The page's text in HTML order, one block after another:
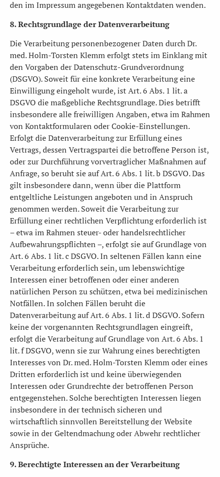
den im Impressum angegebenen Kontaktdaten wenden.
8. Rechtsgrundlage der Datenverarbeitung
Die Verarbeitung personenbezogener Daten durch Dr.
med. Holm-Torsten Klemm erfolgt stets im Einklang mit
den Vorgaben der Datenschutz-Grundverordnung
(DSGVO). Soweit für eine konkrete Verarbeitung eine
Einwilligung eingeholt wurde, ist Art. 6 Abs. 1 lit. a
DSGVO die maßgebliche Rechtsgrundlage. Dies betrifft
insbesondere alle freiwilligen Angaben, etwa im Rahmen
von Kontaktformularen oder Cookie-Einstellungen.
Erfolgt die Datenverarbeitung zur Erfüllung eines
Vertrags, dessen Vertragspartei die betroffene Person ist,
oder zur Durchführung vorvertraglicher Maßnahmen auf
Anfrage, so beruht sie auf Art. 6 Abs. 1 lit. b DSGVO. Das
gilt insbesondere dann, wenn über die Plattform
entgeltliche Leistungen angeboten und in Anspruch
genommen werden. Soweit die Verarbeitung zur
Erfüllung einer rechtlichen Verpflichtung erforderlich ist
– etwa im Rahmen steuer- oder handelsrechtlicher
Aufbewahrungspflichten –, erfolgt sie auf Grundlage von
Art. 6 Abs. 1 lit. c DSGVO. In seltenen Fällen kann eine
Verarbeitung erforderlich sein, um lebenswichtige
Interessen einer betroffenen oder einer anderen
natürlichen Person zu schützen, etwa bei medizinischen
Notfällen. In solchen Fällen beruht die
Datenverarbeitung auf Art. 6 Abs. 1 lit. d DSGVO. Sofern
keine der vorgenannten Rechtsgrundlagen eingreift,
erfolgt die Verarbeitung auf Grundlage von Art. 6 Abs. 1
lit. f DSGVO, wenn sie zur Wahrung eines berechtigten
Interesses von Dr. med. Holm-Torsten Klemm oder eines
Dritten erforderlich ist und keine überwiegenden
Interessen oder Grundrechte der betroffenen Person
entgegenstehen. Solche berechtigten Interessen liegen
insbesondere in der technisch sicheren und
wirtschaftlich sinnvollen Bereitstellung der Website
sowie in der Geltendmachung oder Abwehr rechtlicher
Ansprüche.
9. Berechtigte Interessen an der Verarbeitung